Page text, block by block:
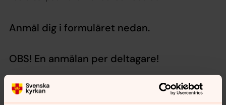
Anmäl dig i formuläret nedan.
OBS! En anmälan per deltagare!
Här kan du anmäla dig till familjeutflykt till Skansen den